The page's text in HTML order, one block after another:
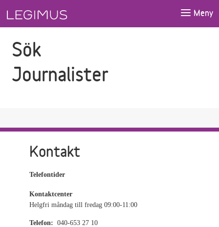
Meny
Sök
Journalister
Kontakt
Telefontider
Kontaktcenter
Helgfri måndag till fredag 09:00-11:00
Telefon: 040-653 27 10